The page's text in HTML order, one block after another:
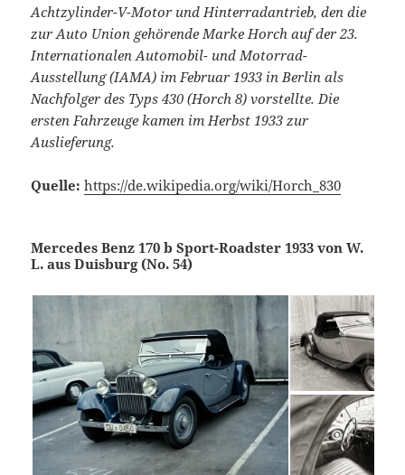
Achtzylinder-V-Motor und Hinterradantrieb, den die
zur Auto Union gehörende Marke Horch auf der 23.
Internationalen Automobil- und Motorrad-
Ausstellung (IAMA) im Februar 1933 in Berlin als
Nachfolger des Typs 430 (Horch 8) vorstellte. Die
ersten Fahrzeuge kamen im Herbst 1933 zur
Auslieferung.
Quelle: https://de.wikipedia.org/wiki/Horch_830
Mercedes Benz 170 b Sport-Roadster 1933 von W.
L. aus Duisburg (No. 54)